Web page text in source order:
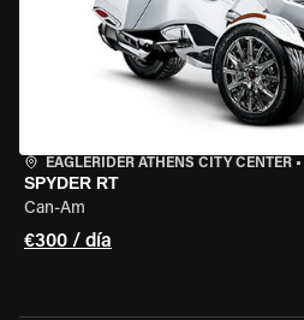
EAGLERIDER ATHENS CITY CENTER •
SPYDER RT
Can-Am
€300 / día